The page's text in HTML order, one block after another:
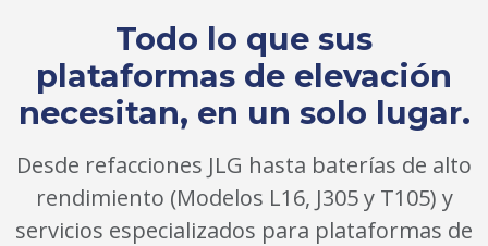
Todo lo que sus
plataformas de elevación
necesitan, en un solo lugar.
Desde refacciones JLG hasta baterías de alto
rendimiento (Modelos L16, J305 y T105) y
servicios especializados para plataformas de